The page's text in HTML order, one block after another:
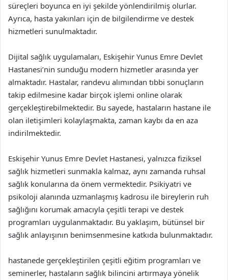
süreçleri boyunca en iyi şekilde yönlendirilmiş olurlar.
Ayrıca, hasta yakınları için de bilgilendirme ve destek
hizmetleri sunulmaktadır.
Dijital sağlık uygulamaları, Eskişehir Yunus Emre Devlet
Hastanesi’nin sunduğu modern hizmetler arasında yer
almaktadır. Hastalar, randevu alımından tıbbi sonuçların
takip edilmesine kadar birçok işlemi online olarak
gerçekleştirebilmektedir. Bu sayede, hastaların hastane ile
olan iletişimleri kolaylaşmakta, zaman kaybı da en aza
indirilmektedir.
Eskişehir Yunus Emre Devlet Hastanesi, yalnızca fiziksel
sağlık hizmetleri sunmakla kalmaz, aynı zamanda ruhsal
sağlık konularına da önem vermektedir. Psikiyatri ve
psikoloji alanında uzmanlaşmış kadrosu ile bireylerin ruh
sağlığını korumak amacıyla çeşitli terapi ve destek
programları uygulanmaktadır. Bu yaklaşım, bütünsel bir
sağlık anlayışının benimsenmesine katkıda bulunmaktadır.
hastanede gerçekleştirilen çeşitli eğitim programları ve
seminerler, hastaların sağlık bilincini artırmaya yönelik